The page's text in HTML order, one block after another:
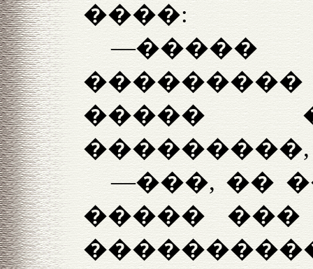
����:
�����
���������,
—���, ��
����� ���